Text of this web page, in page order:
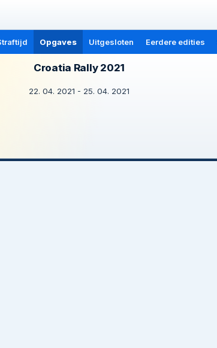
Opgaves Uitgesloten Eerdere edities
Croatia Rally 2021
22. 04. 2021 - 25. 04. 2021